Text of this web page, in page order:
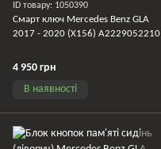
ID товару: 1050390
Смарт ключ Mercedes Benz GLA
2017 - 2020 (X156) A2229052210
4 950 грн
В наявності